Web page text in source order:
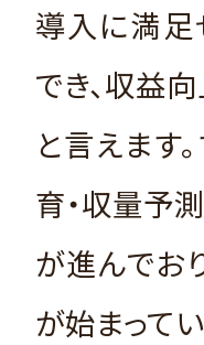
導入に満足
でき、収益
と言えます
育・収量予
が進んでお
が始まって